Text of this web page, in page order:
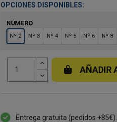
OPCIONES DISPONIBLES:
NÚMERO
Nº 2 Nº 3 Nº 4 Nº 5 Nº 6 Nº 8
AÑADIR
Entrega gratuita (pedidos +85€).